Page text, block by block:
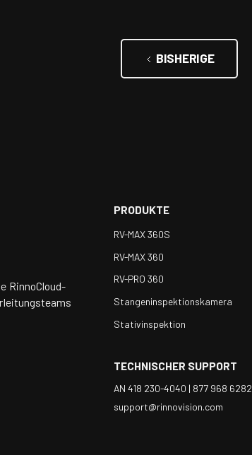
BISHERIGE
RinnoCloud-
PRODUKTE
RV-MAX 360S
RV-MAX 360
RV-PRO 360
Stangeninspektionskamera
Stativinspektion
TECHNISCHER SUPPORT
AN 418 230-4040 | 877 968 6282
support@rinnovision.com